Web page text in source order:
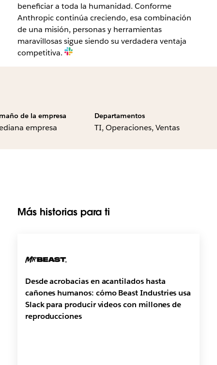
beneficiar a toda la humanidad. Conforme
Anthropic continúa creciendo, esa combinación
de una misión, personas y herramientas
maravillosas sigue siendo su verdadera ventaja
competitiva.
de la empresa
empresa
Departamentos
TI, Operaciones, Ventas
Más historias para ti
Desde acrobacias en acantilados hasta
cañones humanos: cómo Beast Industries usa
Slack para producir videos con millones de
reproducciones